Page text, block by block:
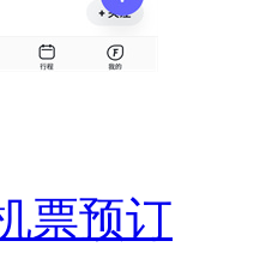
票预订